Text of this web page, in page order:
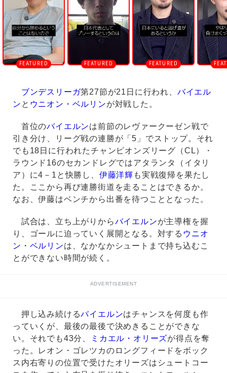
e
ブンデスリーガ第27節が21日に行われ、 バイエル
ン と ウニオン・ベルリンが対戦した。
首位のバイエルンは前節のレヴァークーゼン戦で
引き分け、リーグ戦の連勝が「5」でストップ。それ
でも18日に行われたチャンピオンズリーグ（CL）・
ラウンド16のセカンドレグではアタランタ（イタリ
ア）に4－1と快勝し、 伊藤洋輝 も実戦復帰を果たし
た。ここから再び連勝街道を走ることはできるか。
なお、伊藤はベンチから出番を待つこととなった。
試合は、立ち上がりからバイエルンが主導権を握
り、ゴールに迫っていく展開となる。対する ウニオ
ン・ベルリンは、なかなかシュートまで持ち込むこ
とができない時間が続く。
ADVERTISEMENT
押し込み続けるバイエルンはチャンスを何度も作
っていくが、最後の最後で決めきることができな
い。それでも43分、
ミカエル・オリーズが得点を奪
った。レオン・ゴレツカのロングフィードをボック
ス内右寄りの位置で受けたオリーズはシュートコー